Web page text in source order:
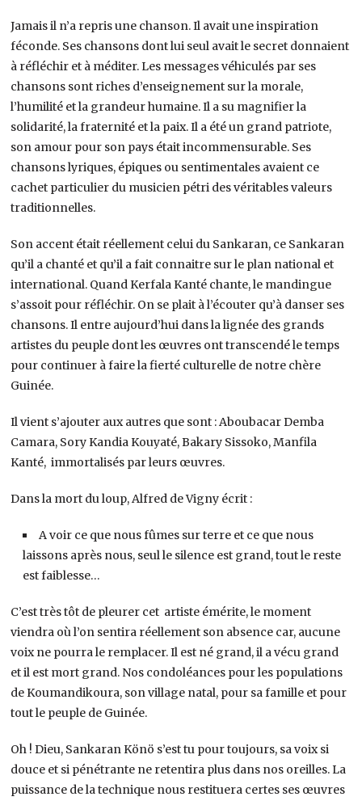
Jamais il n’a repris une chanson. Il avait une inspiration
féconde. Ses chansons dont lui seul avait le secret donnaient
à réfléchir et à méditer. Les messages véhiculés par ses
chansons sont riches d’enseignement sur la morale,
l’humilité et la grandeur humaine. Il a su magnifier la
solidarité, la fraternité et la paix. Il a été un grand patriote,
son amour pour son pays était incommensurable. Ses
chansons lyriques, épiques ou sentimentales avaient ce
cachet particulier du musicien pétri des véritables valeurs
traditionnelles.
Son accent était réellement celui du Sankaran, ce Sankaran
qu’il a chanté et qu’il a fait connaitre sur le plan national et
international. Quand Kerfala Kanté chante, le mandingue
s’assoit pour réfléchir. On se plait à l’écouter qu’à danser ses
chansons. Il entre aujourd’hui dans la lignée des grands
artistes du peuple dont les œuvres ont transcendé le temps
pour continuer à faire la fierté culturelle de notre chère
Guinée.
Il vient s’ajouter aux autres que sont : Aboubacar Demba
Camara, Sory Kandia Kouyaté, Bakary Sissoko, Manfila
Kanté, immortalisés par leurs œuvres.
Dans la mort du loup, Alfred de Vigny écrit :
A voir ce que nous fûmes sur terre et ce que nous
laissons après nous, seul le silence est grand, tout le reste
est faiblesse…
C’est très tôt de pleurer cet artiste émérite, le moment
viendra où l’on sentira réellement son absence car, aucune
voix ne pourra le remplacer. Il est né grand, il a vécu grand
et il est mort grand. Nos condoléances pour les populations
de Koumandikoura, son village natal, pour sa famille et pour
tout le peuple de Guinée.
Oh ! Dieu, Sankaran Könö s’est tu pour toujours, sa voix si
douce et si pénétrante ne retentira plus dans nos oreilles. La
puissance de la technique nous restituera certes ses œuvres